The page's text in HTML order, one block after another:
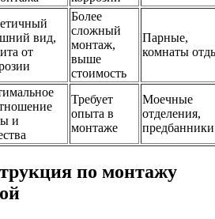
вид,
от
Более
сложный
монтаж,
выше
стоимость
Парные,
комнаты
и
Требует
опыта в
монтаже
Моечные
отделения,
предбанники
по монтажу